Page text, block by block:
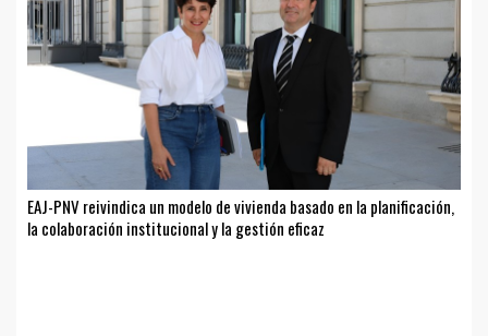
EAJ-PNV reivindica un modelo de vivienda basado en la planificación,
la colaboración institucional y la gestión eficaz